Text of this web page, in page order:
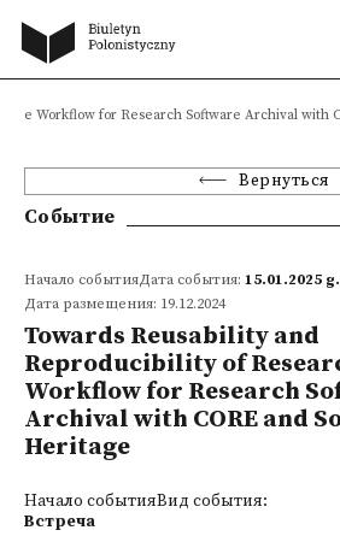
Workflow for Research Software Archival with
Вернуться
Событие
Начало событияДата события: 15.01.2025
Дата размещения: 19.12.2024
Towards Reusability and
Reproducibility of
Workflow for Research
Archival with CORE and
Heritage
Начало событияВид события:
Встреча